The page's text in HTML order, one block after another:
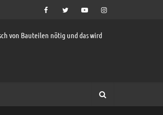
von Bauteilen nötig und das wird